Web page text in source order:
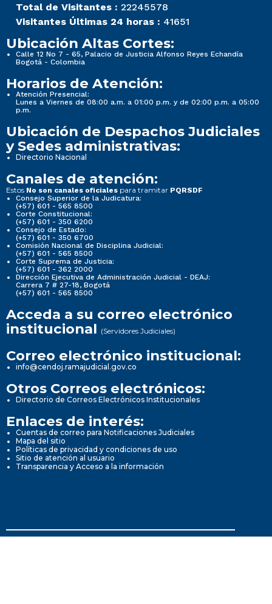
Total de Visitantes : 22245578
Visitantes Últimas 24 horas : 41651
Ubicación Altas Cortes:
Calle 12 No 7 - 65, Palacio de Justicia Alfonso Reyes Echandía
Bogotá - Colombia
Horarios de Atención:
Atención Presencial:
Lunes a Viernes de 08:00 a.m. a 01:00 p.m. y de 02:00 p.m. a 05:00
p.m.
Ubicación de Despachos Judiciales
y Sedes administrativas:
Directorio Nacional
Canales de atención:
Estos No son canales oficiales para tramitar PQRSDF
Consejo Superior de la Judicatura:
(+57) 601 - 565 8500
Corte Constitucional:
(+57) 601 - 350 6200
Consejo de Estado:
(+57) 601 - 350 6700
Comisión Nacional de Disciplina Judicial:
(+57) 601 - 565 8500
Corte Suprema de Justicia:
(+57) 601 - 362 2000
Dirección Ejecutiva de Administración Judicial - DEAJ:
Carrera 7 # 27-18, Bogotá
(+57) 601 - 565 8500
Acceda a su correo electrónico
institucional (Servidores Judiciales)
Correo electrónico institucional:
info@cendoj.ramajudicial.gov.co
Otros Correos electrónicos:
Directorio de Correos Electrónicos Institucionales
Enlaces de interés:
Cuentas de correo para Notificaciones Judiciales
Mapa del sitio
Políticas de privacidad y condiciones de uso
Sitio de atención al usuario
Transparencia y Acceso a la información